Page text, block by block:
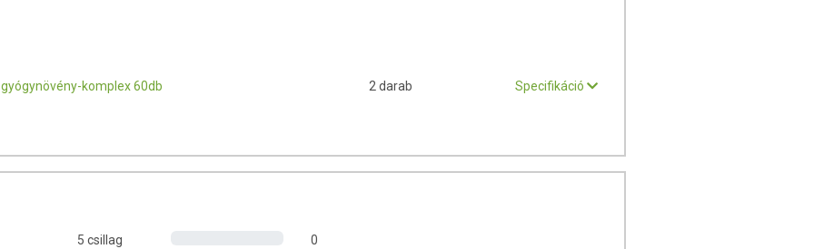
kapszulában
formulákat,
készítményeket,
komplex 60db 2 darab Specifikáció
5 csillag
0